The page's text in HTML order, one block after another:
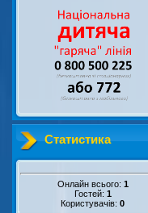
Статистика
Онлайн всього: 1
Гостей: 1
Користувачів:0